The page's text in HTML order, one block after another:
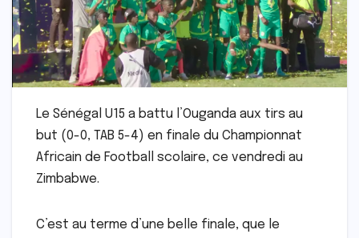
Le Sénégal U15 a battu l’Ouganda aux tirs au
but (0-0, TAB 5-4) en finale du Championnat
Africain de Football scolaire, ce vendredi au
Zimbabwe.
C’est au terme d’une belle finale, que le